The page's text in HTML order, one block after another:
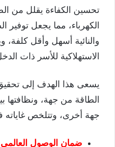
تحسين الكفاءة يقلل من
الكهرباء، مما يجعل توفير
والنائية أسهل وأقل
الاستهلاكية للأسر ذات
يسعى هذا الهدف إلى
الطاقة من جهة، ونظافتها
جهة أخرى، وتتلخص
ضمان الوصول